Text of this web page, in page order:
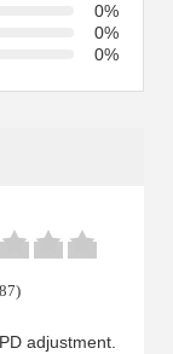
0%
0%
0%
adjustment.